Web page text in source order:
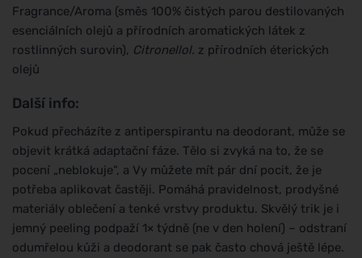
Fragrance/Aroma (směs 100% čistých parou destilovaných
esenciálních olejů a přírodních aromatických látek z
rostlinných surovin), Citronellol. z přírodních éterických
olejů
Další info:
Pokud přecházíte z antiperspirantu na deodorant, může se
objevit krátká adaptační fáze. Tělo si zvyká na to, že se
pocení „neblokuje“, a Vy můžete mít pár dní pocit, že je
potřeba aplikovat častěji. Pomáhá pravidelnost, prodyšné
materiály oblečení a tenké vrstvy produktu. Skvělý trik je i
jemný peeling podpaží 1× týdně (ne v den holení) – odstraní
odumřelou kůži a deodorant se pak často chová ještě lépe.